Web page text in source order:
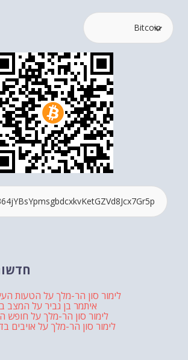
לימור סון הר-מלך על הטעות
איתמר בן גביר על המצב
לימור סון הר-מלך על חופש
לימור סון הר-מלך על אויבים
שבועת אמונים